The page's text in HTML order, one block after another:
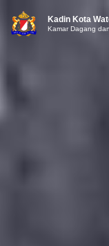
Kadin Kota
Kamar Dagang